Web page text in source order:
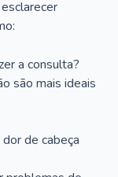
a consulta?
são mais ideais
de cabeça